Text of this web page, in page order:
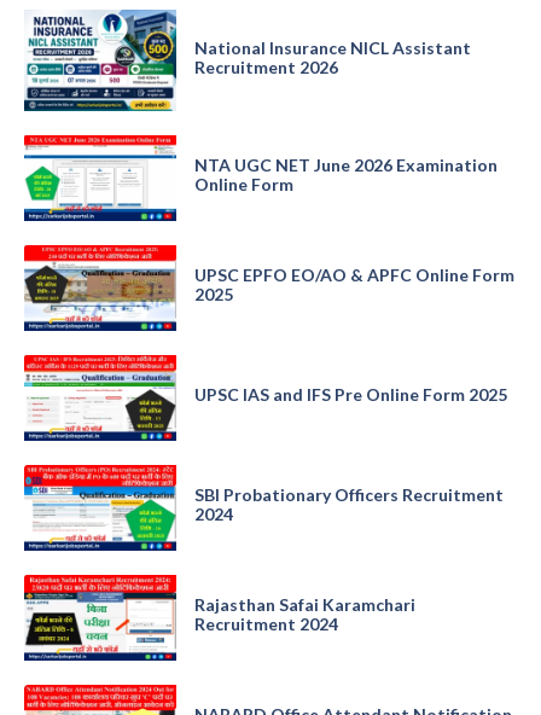
National Insurance NICL Assistant
Recruitment 2026
NTA UGC NET June 2026 Examination
Online Form
UPSC EPFO EO/AO & APFC Online Form
2025
UPSC IAS and IFS Pre Online Form 2025
SBI Probationary Officers Recruitment
2024
Rajasthan Safai Karamchari
Recruitment 2024